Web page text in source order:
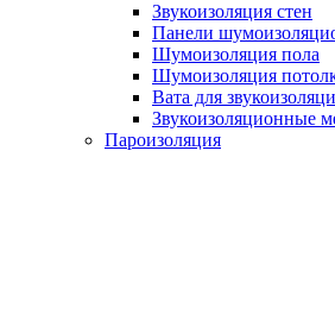
Звукоизоляция стен
Панели
Шумоизоляция пола
Шумоизоляция
Вата для
Звукоизоляционные
Пароизоляция